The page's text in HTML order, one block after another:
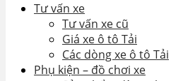
Tư vấn xe
Tư vấn xe cũ
Giá xe ô tô Tải
Các dòng xe ô tô Tải
Phụ kiện – đồ chơi xe